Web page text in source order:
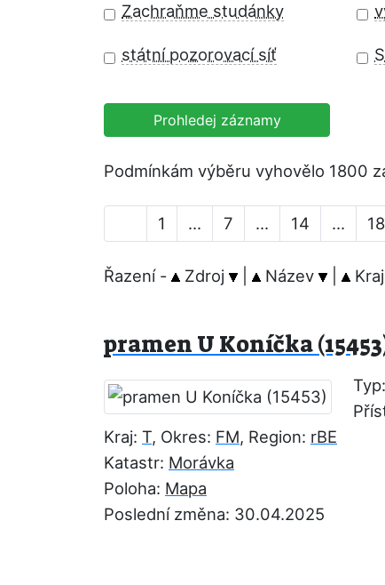
Zachraňme studánky
státní pozorovací síť
Prohledej záznamy
Podmínkám výběru vyhovělo 1800
1 ... 7 ... 14 ... 18
Řazení - Zdroj Název Kraj
pramen U Koníčka
Kraj: T, Okres: FM, Region: rBE
Katastr: Morávka
Poloha: Mapa
Poslední změna: 30.04.2025